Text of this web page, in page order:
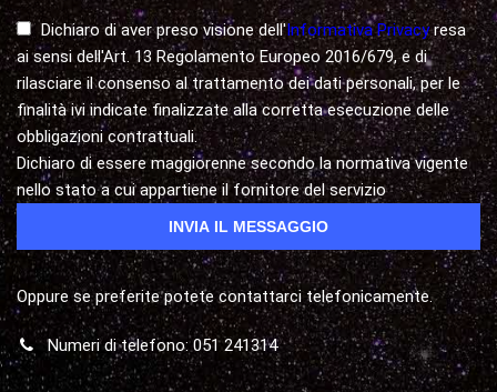
Dichiaro di aver preso visione dell'Informativa Privacyresa
ai sensi dell'Art. 13 Regolamento Europeo 2016/679, e di
rilasciare il consenso al trattamento dei dati personali, per le
finalità ivi indicate finalizzate alla corretta esecuzione delle
obbligazioni contrattuali.
Dichiaro di essere maggiorenne secondo la normativa vigente
nello stato a cui appartiene il fornitore del servizio
Oppure se preferite potete contattarci telefonicamente.
Numeri di telefono: 051 241314